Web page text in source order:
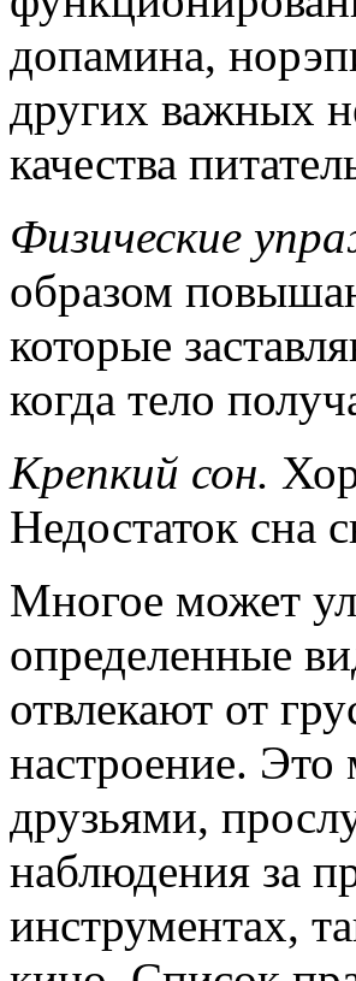
допамина,
других важных
качества
Физические
образом
которые
когда тело
Крепкий сон.
Недостаток сна
Многое может
определенные
отвлекают от
настроение.
друзьями,
наблюдения за
инструментах,